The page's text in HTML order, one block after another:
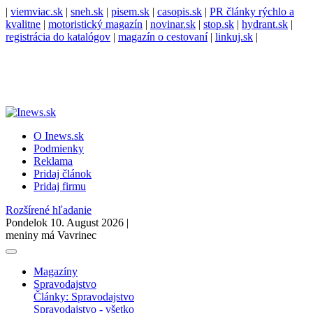
| viemviac.sk | sneh.sk | pisem.sk | casopis.sk | PR články rýchlo a
kvalitne | motoristický magazín | novinar.sk | stop.sk | hydrant.sk |
registrácia do katalógov | magazín o cestovaní| linkuj.sk |
O Inews.sk
Podmienky
Reklama
Pridaj článok
Pridaj firmu
Rozšírené hľadanie
Pondelok 10. August 2026 |
meniny má Vavrinec
Magazíny
Spravodajstvo
Články: Spravodajstvo
Spravodajstvo - všetko